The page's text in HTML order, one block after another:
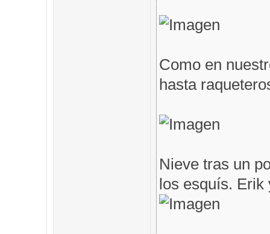
Como en
hasta
Nieve tras un
los esquís. Erik